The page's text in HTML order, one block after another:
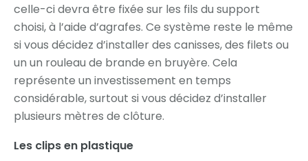
celle-ci devra être fixée sur les fils du support
choisi, à l’aide d’agrafes. Ce système reste le même
si vous décidez d’installer des canisses, des filets ou
un un rouleau de brande en bruyère. Cela
représente un investissement en temps
considérable, surtout si vous décidez d’installer
plusieurs mètres de clôture.
Les clips en plastique